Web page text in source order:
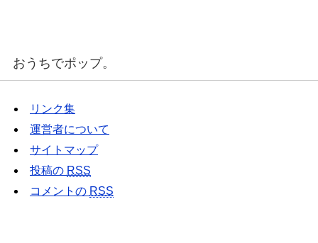
おうちでポップ。
リンク集
運営者について
サイトマップ
投稿の RSS
コメントの RSS